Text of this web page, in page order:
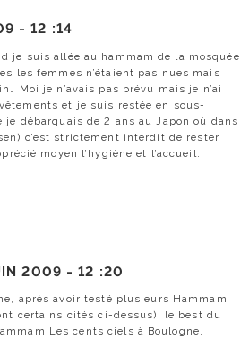
-12 :14
je suis allée au hammam de la mosquée
les femmes n’étaient pas nues mais
Moi je n’avais pas prévu mais je n’ai
et je suis restée en sous-
débarquais de 2 ans au Japon où dans
c’est strictement interdit de rester
moyen l’hygiène et l’accueil.
2009 -12 :20
après avoir testé plusieurs Hammam
certains cités ci-dessus), le best du
Les cents ciels à Boulogne.